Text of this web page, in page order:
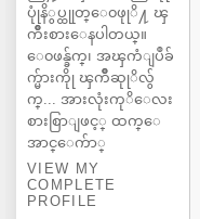
ပုုံနိွပ္ထုုတ္ေ၀ဖုုိ႔ ၾ
ကိဳးစားေနပါတယ္။
ေ၀ဖန္ခ်က္၊ အၾကံျပဳခ်
က္မ်ားကိုု ၾကိဳဆုုိလ်ွ
က္... အားလုံးကုိေလး
စားစြာျဖင့္ ထက္ေ
အာင္ေက်ာ္
VIEW MY
COMPLETE
PROFILE